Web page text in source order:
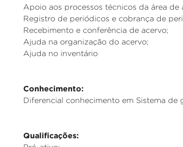
Apoio aos processos técnicos da área
Registro de periódicos e cobrança de
Recebimento e conferência de acervo;
Ajuda na organização do acervo;
Ajuda no inventário
Conhecimento:
Diferencial conhecimento em Sistema
Qualificações: